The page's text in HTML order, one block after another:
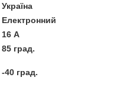
Україна
Електронний
16 А
85 град.
-40 град.